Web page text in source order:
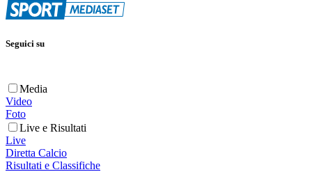
Seguici su
Media
Video
Foto
Live e Risultati
Live
Diretta Calcio
Risultati e Classifiche